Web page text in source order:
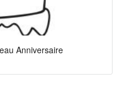
Anniversaire